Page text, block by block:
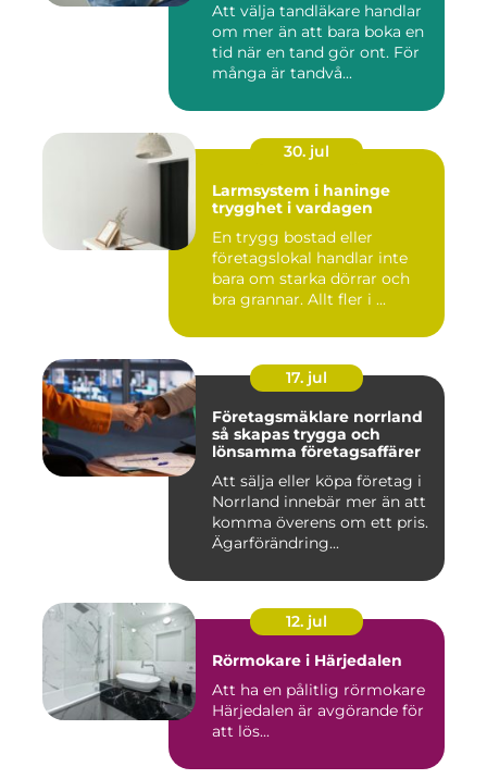
Att välja tandläkare handlar
om mer än att bara boka en
tid när en tand gör ont. För
många är tandvå...
30. jul
Larmsystem i haninge
trygghet i vardagen
En trygg bostad eller
företagslokal handlar inte
bara om starka dörrar och
bra grannar. Allt fler i ...
17. jul
Företagsmäklare norrland
så skapas trygga och
lönsamma företagsaffärer
Att sälja eller köpa företag i
Norrland innebär mer än att
komma överens om ett pris.
Ägarförändring...
12. jul
Rörmokare i Härjedalen
Att ha en pålitlig rörmokare
Härjedalen är avgörande för
att lös...